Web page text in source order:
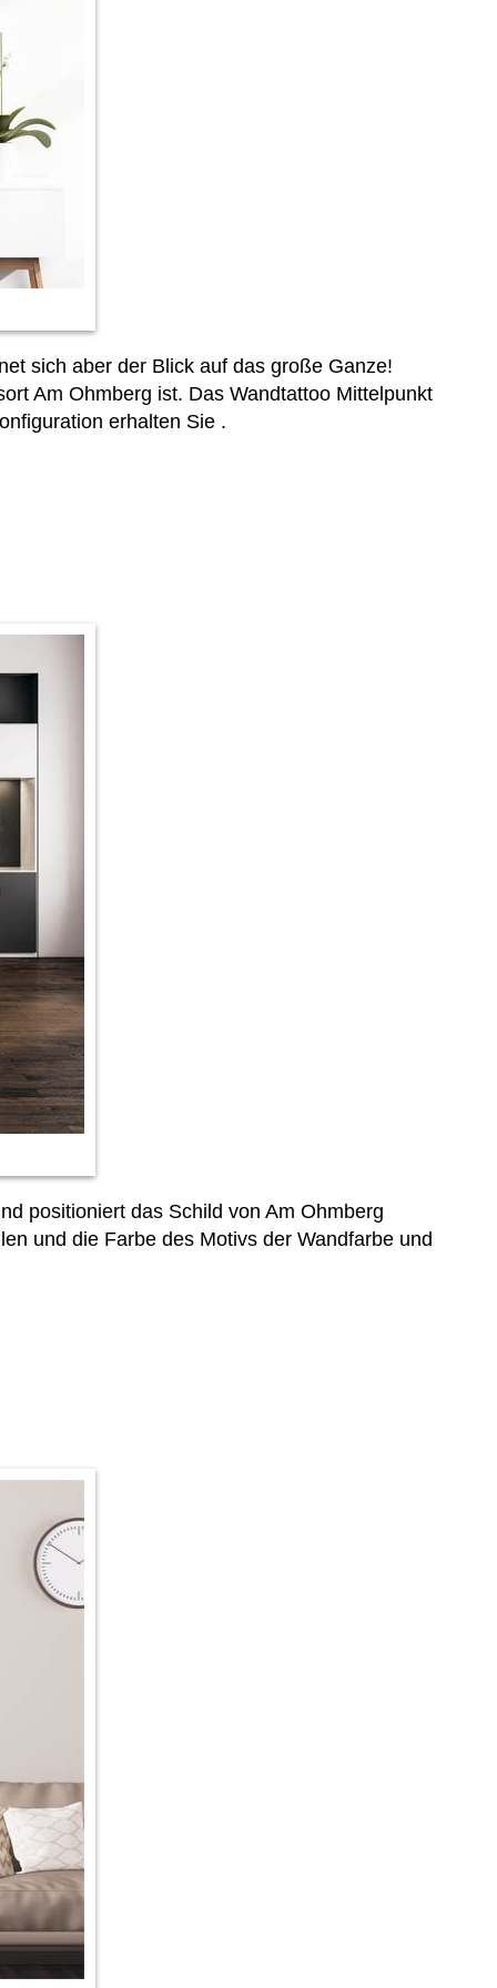
sich aber der Blick auf das große Ganze!
Am Ohmberg ist. Das Wandtattoo Mittelpunkt
erhalten Sie .
positioniert das Schild von Am Ohmberg
und die Farbe des Motivs der Wandfarbe und